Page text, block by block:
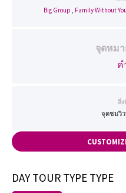
Big Group Family Without
จุดหม
ค
สิ่
จุดชมวิ
DAY TOUR TYPE TYPE